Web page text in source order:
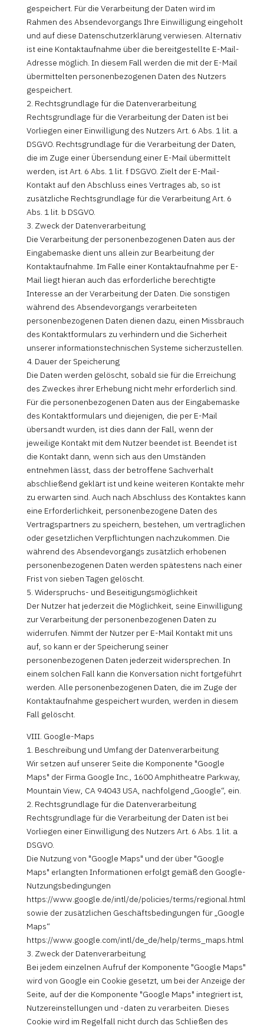
gespeichert. Für die Verarbeitung der Daten wird im
Rahmen des Absendevorgangs Ihre Einwilligung eingeholt
und auf diese Datenschutzerklärung verwiesen. Alternativ
ist eine Kontaktaufnahme über die bereitgestellte E-Mail-
Adresse möglich. In diesem Fall werden die mit der E-Mail
übermittelten personenbezogenen Daten des Nutzers
gespeichert.
2. Rechtsgrundlage für die Datenverarbeitung
Rechtsgrundlage für die Verarbeitung der Daten ist bei
Vorliegen einer Einwilligung des Nutzers Art. 6 Abs. 1 lit. a
DSGVO. Rechtsgrundlage für die Verarbeitung der Daten,
die im Zuge einer Übersendung einer E-Mail übermittelt
werden, ist Art. 6 Abs. 1 lit. f DSGVO. Zielt der E-Mail-
Kontakt auf den Abschluss eines Vertrages ab, so ist
zusätzliche Rechtsgrundlage für die Verarbeitung Art. 6
Abs. 1 lit. b DSGVO.
3. Zweck der Datenverarbeitung
Die Verarbeitung der personenbezogenen Daten aus der
Eingabemaske dient uns allein zur Bearbeitung der
Kontaktaufnahme. Im Falle einer Kontaktaufnahme per E-
Mail liegt hieran auch das erforderliche berechtigte
Interesse an der Verarbeitung der Daten. Die sonstigen
während des Absendevorgangs verarbeiteten
personenbezogenen Daten dienen dazu, einen Missbrauch
des Kontaktformulars zu verhindern und die Sicherheit
unserer informationstechnischen Systeme sicherzustellen.
4. Dauer der Speicherung
Die Daten werden gelöscht, sobald sie für die Erreichung
des Zweckes ihrer Erhebung nicht mehr erforderlich sind.
Für die personenbezogenen Daten aus der Eingabemaske
des Kontaktformulars und diejenigen, die per E-Mail
übersandt wurden, ist dies dann der Fall, wenn der
jeweilige Kontakt mit dem Nutzer beendet ist. Beendet ist
die Kontakt dann, wenn sich aus den Umständen
entnehmen lässt, dass der betroffene Sachverhalt
abschließend geklärt ist und keine weiteren Kontakte mehr
zu erwarten sind. Auch nach Abschluss des Kontaktes kann
eine Erforderlichkeit, personenbezogene Daten des
Vertragspartners zu speichern, bestehen, um vertraglichen
oder gesetzlichen Verpflichtungen nachzukommen. Die
während des Absendevorgangs zusätzlich erhobenen
personenbezogenen Daten werden spätestens nach einer
Frist von sieben Tagen gelöscht.
5. Widerspruchs- und Beseitigungsmöglichkeit
Der Nutzer hat jederzeit die Möglichkeit, seine Einwilligung
zur Verarbeitung der personenbezogenen Daten zu
widerrufen. Nimmt der Nutzer per E-Mail Kontakt mit uns
auf, so kann er der Speicherung seiner
personenbezogenen Daten jederzeit widersprechen. In
einem solchen Fall kann die Konversation nicht fortgeführt
werden. Alle personenbezogenen Daten, die im Zuge der
Kontaktaufnahme gespeichert wurden, werden in diesem
Fall gelöscht.
VIII. Google-Maps
1. Beschreibung und Umfang der Datenverarbeitung
Wir setzen auf unserer Seite die Komponente "Google
Maps" der Firma Google Inc., 1600 Amphitheatre Parkway,
Mountain View, CA 94043 USA, nachfolgend „Google“, ein.
2. Rechtsgrundlage für die Datenverarbeitung
Rechtsgrundlage für die Verarbeitung der Daten ist bei
Vorliegen einer Einwilligung des Nutzers Art. 6 Abs. 1 lit. a
DSGVO.
Die Nutzung von "Google Maps" und der über "Google
Maps" erlangten Informationen erfolgt gemäß den Google-
Nutzungsbedingungen
https://www.google.de/intl/de/policies/terms/regional.html
sowie der zusätzlichen Geschäftsbedingungen für „Google
Maps“
https://www.google.com/intl/de_de/help/terms_maps.html
3. Zweck der Datenverarbeitung
Bei jedem einzelnen Aufruf der Komponente "Google Maps"
wird von Google ein Cookie gesetzt, um bei der Anzeige der
Seite, auf der die Komponente "Google Maps" integriert ist,
Nutzereinstellungen und -daten zu verarbeiten. Dieses
Cookie wird im Regelfall nicht durch das Schließen des